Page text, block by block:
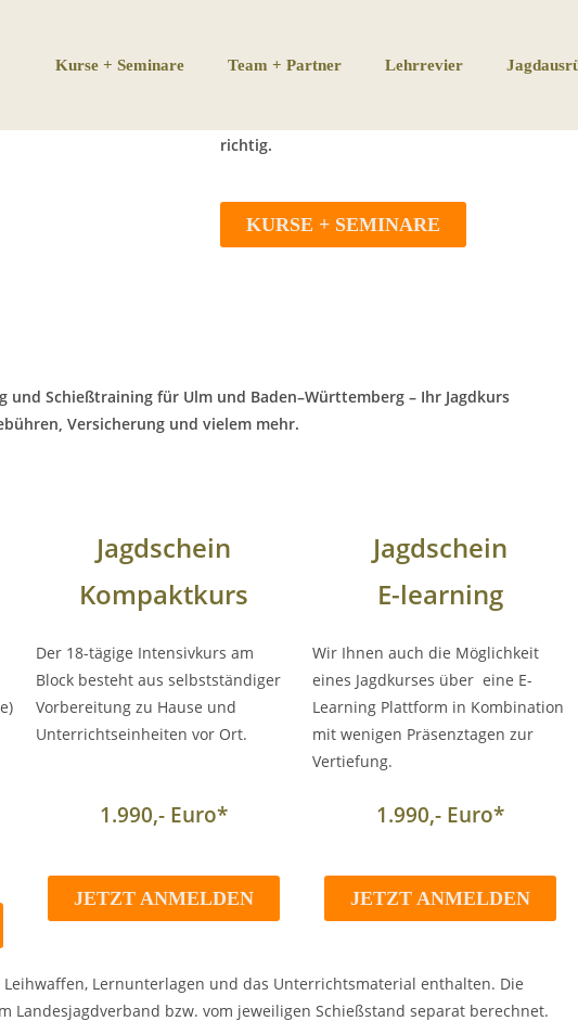
Kurse + Seminare Team + Partner Lehrrevier
richtig.
KURSE + SEMINARE
und Schießtraining für Ulm und Baden–Württemberg – Ihr Jagdkurs
Versicherung und vielem mehr.
Jagdschein
Kompaktkurs
Der 18-tägige Intensivkurs am
Block besteht aus selbstständiger
Vorbereitung zu Hause und
Unterrichtseinheiten vor Ort.
1.990,- Euro*
JETZT ANMELDEN
Jagdschein
E-learning
Wir Ihnen auch die Möglichkeit
eines Jagdkurses über eine E-
Learning Plattform in Kombination
mit wenigen Präsenztagen zur
Vertiefung.
1.990,- Euro*
JETZT ANMELDEN
Lernunterlagen und das Unterrichtsmaterial enthalten. Die
bzw. vom jeweiligen Schießstand separat berechnet.